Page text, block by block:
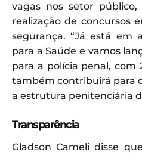
vagas nos setor
realização de concursos
segurança. “Já está em
para a Saúde e vamos
para a polícia penal, com
também contribuirá para
a estrutura penitenciária
Transparência
Gladson Cameli disse